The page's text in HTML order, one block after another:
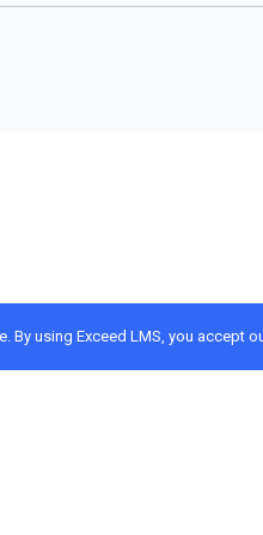
By using Exceed LMS, you accept